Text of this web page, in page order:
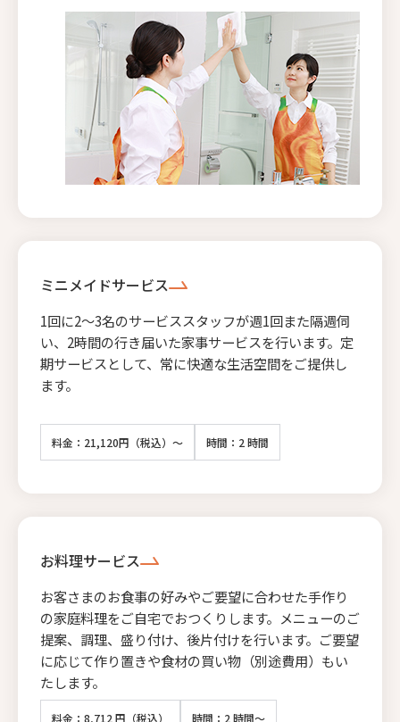
ミニメイドサービス
1回に2〜3名のサービススタッフが週1回また隔週伺
い、2時間の行き届いた家事サービスを行います。定
期サービスとして、常に快適な生活空間をご提供し
ます。
料金：21,120円（税込）～ 時間：2 時間
お料理サービス
お客さまのお食事の好みやご要望に合わせた手作り
の家庭料理をご自宅でおつくりします。メニューのご
提案、調理、盛り付け、後片付けを行います。ご要望
に応じて作り置きや食材の買い物（別途費用）もい
たします。
料金：8,712 円（税込） 時間：2 時間～